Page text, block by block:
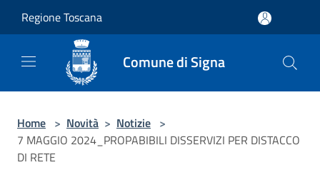
Regione Toscana
Comune di Signa
Home > Novità > Notizie >
7 MAGGIO 2024_PROPABIBILI DISSERVIZI PER DISTACCO
DI RETE